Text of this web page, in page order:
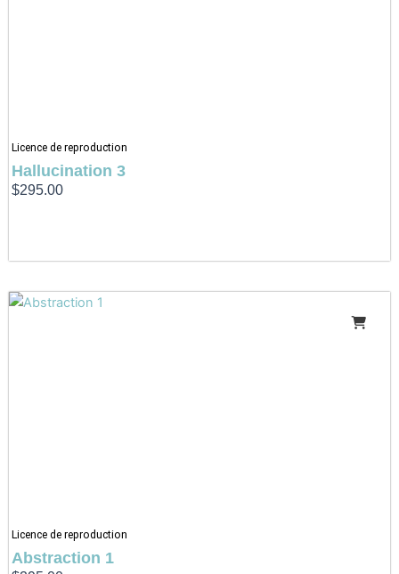
Licence de reproduction
Hallucination 3
$295.00
Licence de reproduction
Abstraction 1